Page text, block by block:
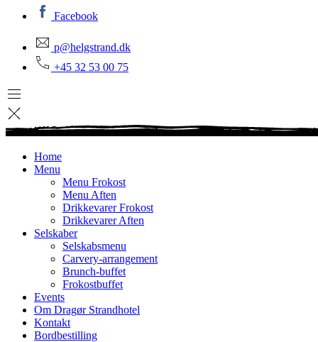
Facebook
p@helgstrand.dk
+45 32 53 00 75
Home
Menu
Menu Frokost
Menu Aften
Drikkevarer Frokost
Drikkevarer Aften
Selskaber
Selskabsmenu
Carvery-arrangement
Brunch-buffet
Frokostbuffet
Events
Om Dragør Strandhotel
Kontakt
Bordbestilling